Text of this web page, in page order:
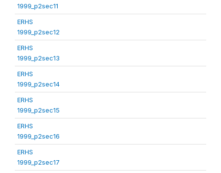
1999_p2sec11
ERHS
1999_p2sec12
ERHS
1999_p2sec13
ERHS
1999_p2sec14
ERHS
1999_p2sec15
ERHS
1999_p2sec16
ERHS
1999_p2sec17